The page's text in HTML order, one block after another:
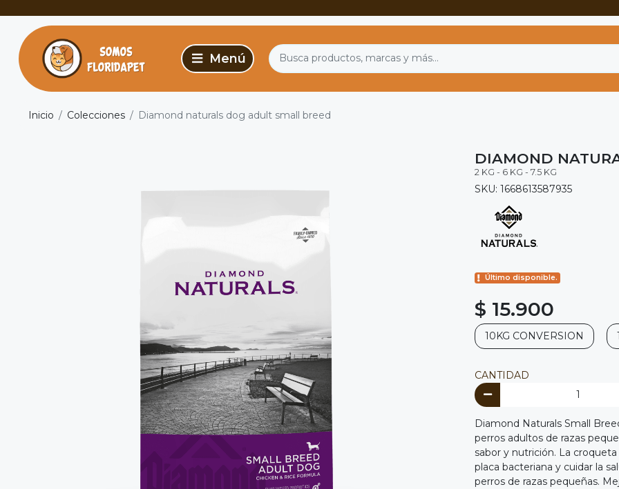
Inicio Colecciones Diamond naturals dog adult small breed
DIAMOND
2 KG - 6 KG - 7.5 KG
SKU: 1668613587935
Último disponible.
$ 15.900
10KG CONVERSION
CANTIDAD
Diamond Naturals Small
perros adultos de razas
sabor y nutrición. La
placa bacteriana y cuidar la
perros de razas pequeñas.